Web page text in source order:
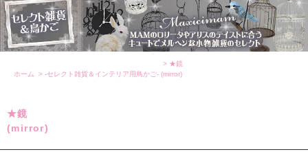
ホーム > -セレクト雑貨＆インテリア用鳥かご-
> ★鏡
(mirror)
★鏡
(mirror)